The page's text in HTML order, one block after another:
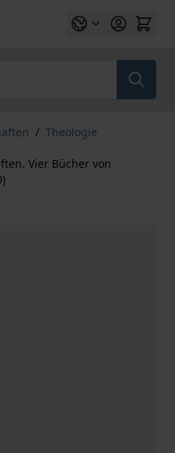
/ Theologie
Vier Bücher von